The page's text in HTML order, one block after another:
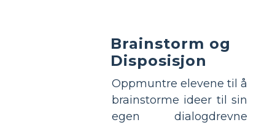
Brainstorm og
Disposisjon
Oppmuntre elevene til å
brainstorme ideer til sin
egen dialogdrevne